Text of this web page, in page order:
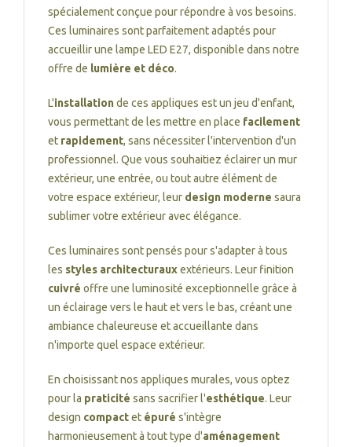
spécialement conçue pour répondre à vos besoins.
Ces luminaires sont parfaitement adaptés pour
accueillir une lampe LED E27, disponible dans notre
offre de lumière et déco.
L'installationde ces appliques est un jeu d'enfant,
vous permettant de les mettre en place facilement
et rapidement, sans nécessiter l'intervention d'un
professionnel. Que vous souhaitiez éclairer un mur
extérieur, une entrée, ou tout autre élément de
votre espace extérieur, leur design moderne saura
sublimer votre extérieur avec élégance.
Ces luminaires sont pensés pour s'adapter à tous
les styles architecturauxextérieurs. Leur finition
cuivré offre une luminosité exceptionnelle grâce à
un éclairage vers le haut et vers le bas, créant une
ambiance chaleureuse et accueillante dans
n'importe quel espace extérieur.
En choisissant nos appliques murales, vous optez
pour la praticité sans sacrifier l'esthétique. Leur
design compactet épuré s'intègre
harmonieusement à tout type d'aménagement